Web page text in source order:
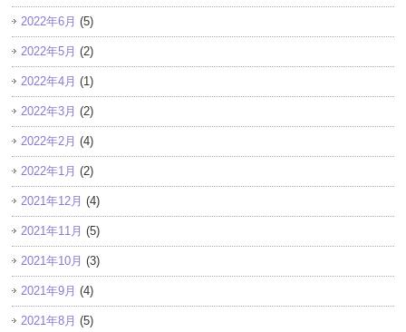
2022年6月 (5)
2022年5月 (2)
2022年4月 (1)
2022年3月 (2)
2022年2月 (4)
2022年1月 (2)
2021年12月 (4)
2021年11月 (5)
2021年10月 (3)
2021年9月 (4)
2021年8月 (5)